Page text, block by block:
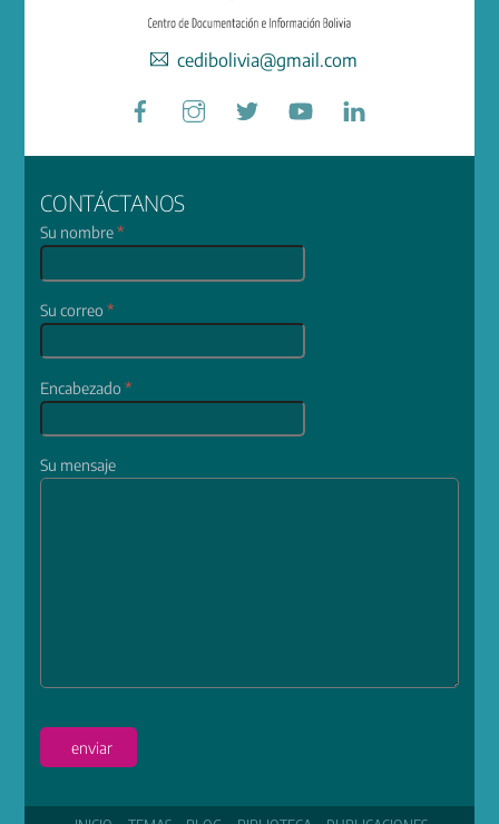
cedibolivia@gmail.com
Facebook
CONTÁCTANOS
Su nombre*
Su correo*
Encabezado*
Su mensaje
enviar